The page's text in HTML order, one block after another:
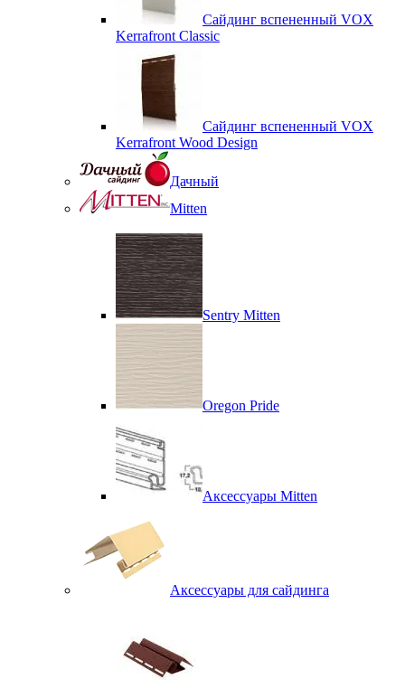
Сайдинг вспененный VOX
Kerrafront Classic
Сайдинг вспененный VOX
Kerrafront Wood Design
Дачный
Mitten
Sentry Mitten
Oregon Pride
Аксессуары Mitten
Аксессуары для сайдинга